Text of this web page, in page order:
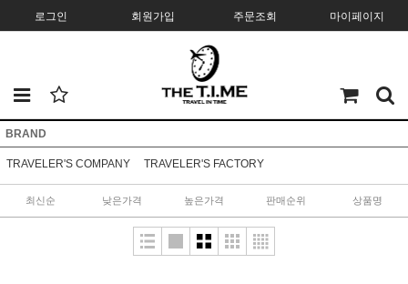
로그인 회원가입 주문조회 마이페이지
BRAND
TRAVELER'S COMPANY TRAVELER'S FACTORY
최신순 낮은가격 높은가격 판매순위 상품명